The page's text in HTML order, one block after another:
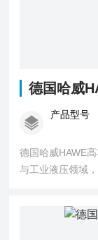
德国哈威
产品型号
德国哈威HAWE
与工业液压领域